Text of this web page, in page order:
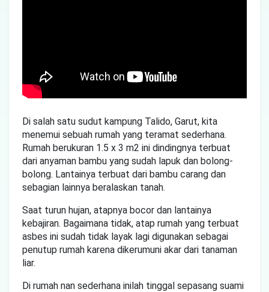
Di salah satu sudut kampung Talido, Garut, kita
menemui sebuah rumah yang teramat sederhana.
Rumah berukuran 1.5 x 3 m2 ini dindingnya terbuat
dari anyaman bambu yang sudah lapuk dan bolong-
bolong. Lantainya terbuat dari bambu carang dan
sebagian lainnya beralaskan tanah.
Saat turun hujan, atapnya bocor dan lantainya
kebajiran. Bagaimana tidak, atap rumah yang terbuat
asbes ini sudah tidak layak lagi digunakan sebagai
penutup rumah karena dikerumuni akar dari tanaman
liar.
Di rumah nan sederhana inilah tinggal sepasang suami